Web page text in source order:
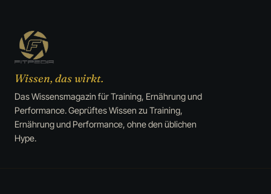
Wissen, das wirkt.
Das Wissensmagazin für Training, Ernährung und
Performance. Geprüftes Wissen zu Training,
Ernährung und Performance, ohne den üblichen
Hype.